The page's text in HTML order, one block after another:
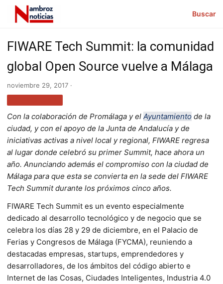
Buscar
FIWARE Tech Summit: la comunidad
global Open Source vuelve a Málaga
noviembre 29, 2017 ·
Con la colaboración de Promálaga y el Ayuntamiento de la
ciudad, y con el apoyo de la Junta de Andalucía y de
iniciativas activas a nivel local y regional, FIWARE regresa
al lugar donde celebró su primer Summit, hace ahora un
año. Anunciando además el compromiso con la ciudad de
Málaga para que esta se convierta en la sede del FIWARE
Tech Summit durante los próximos cinco años.
FIWARE Tech Summit es un evento especialmente
dedicado al desarrollo tecnológico y de negocio que se
celebra los días 28 y 29 de diciembre, en el Palacio de
Ferias y Congresos de Málaga (FYCMA), reuniendo a
destacadas empresas, startups, emprendedores y
desarrolladores, de los ámbitos del código abierto e
Internet de las Cosas, Ciudades Inteligentes, Industria 4.0